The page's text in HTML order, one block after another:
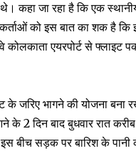
कहा जा रहा है कि एक
को इस बात का शक है कि
एयरपोर्ट से फ्लाइट
जरिए भागने की योजना बना
2 दिन बाद बुधवार रात
बीच सड़क पर बारिश के पानी